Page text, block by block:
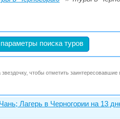
поиска туров
чтобы отметить заинтересовавшие
Чань; Лагерь в Черногории на 13